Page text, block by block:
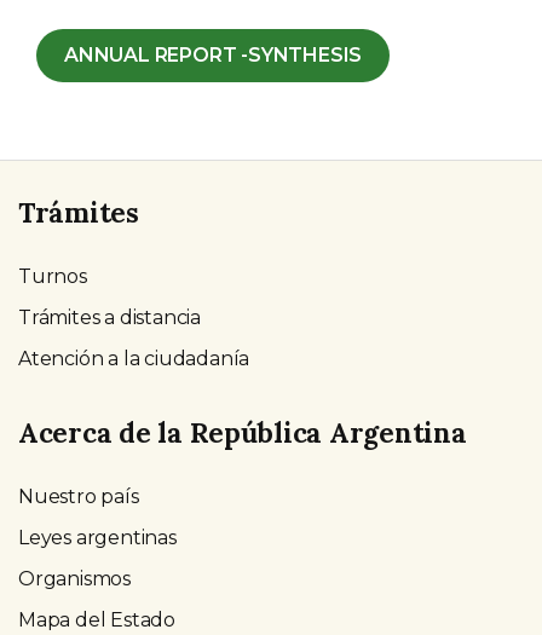
ANNUAL REPORT -SYNTHESIS
Trámites
Turnos
Trámites a distancia
Atención a la ciudadanía
Acerca de la República Argentina
Nuestro país
Leyes argentinas
Organismos
Mapa del Estado